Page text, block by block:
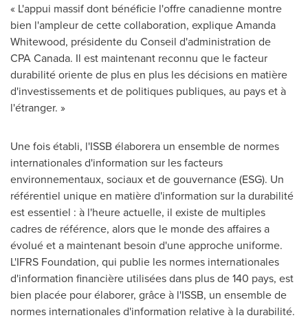
« L'appui massif dont bénéficie l'offre canadienne montre
bien l'ampleur de cette collaboration, explique Amanda
Whitewood, présidente du Conseil d'administration de
CPA Canada. Il est maintenant reconnu que le facteur
durabilité oriente de plus en plus les décisions en matière
d'investissements et de politiques publiques, au pays et à
l'étranger. »
Une fois établi, l'ISSB élaborera un ensemble de normes
internationales d'information sur les facteurs
environnementaux, sociaux et de gouvernance (ESG). Un
référentiel unique en matière d'information sur la durabilité
est essentiel : à l'heure actuelle, il existe de multiples
cadres de référence, alors que le monde des affaires a
évolué et a maintenant besoin d'une approche uniforme.
L'IFRS Foundation, qui publie les normes internationales
d'information financière utilisées dans plus de 140 pays, est
bien placée pour élaborer, grâce à l'ISSB, un ensemble de
normes internationales d'information relative à la durabilité.